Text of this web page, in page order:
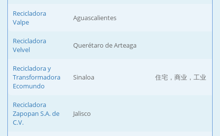
Recicladora
Valpe
Aguascalientes
Recicladora
Velvel
Querétaro de Arteaga
Recicladora y
Transformadora
Ecomundo
Sinaloa 住宅，商业，工业
Recicladora
Zapopan S.A. de
C.V.
Jalisco